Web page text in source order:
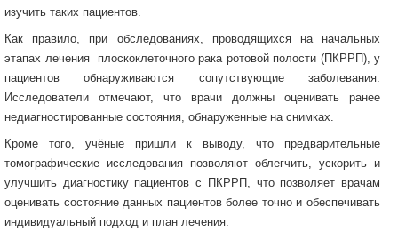
изучить таких пациентов.
Как правило, при обследованиях, проводящихся на начальных
этапах лечения плоскоклеточного рака ротовой полости (ПКРРП), у
пациентов обнаруживаются сопутствующие заболевания.
Исследователи отмечают, что врачи должны оценивать ранее
недиагностированные состояния, обнаруженные на снимках.
Кроме того, учёные пришли к выводу, что предварительные
томографические исследования позволяют облегчить, ускорить и
улучшить диагностику пациентов с ПКРРП, что позволяет врачам
оценивать состояние данных пациентов более точно и обеспечивать
индивидуальный подход и план лечения.